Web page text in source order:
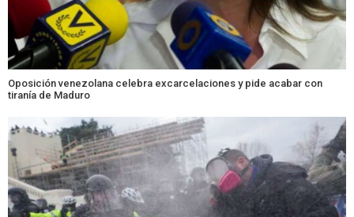
Oposición venezolana celebra excarcelaciones y pide acabar con
tiranía de Maduro